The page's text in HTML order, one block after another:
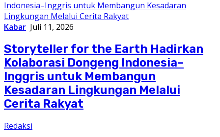
Kabar Juli 11, 2026
Storyteller for the Earth Hadirkan
Kolaborasi Dongeng Indonesia–
Inggris untuk Membangun
Kesadaran Lingkungan Melalui
Cerita Rakyat
Redaksi